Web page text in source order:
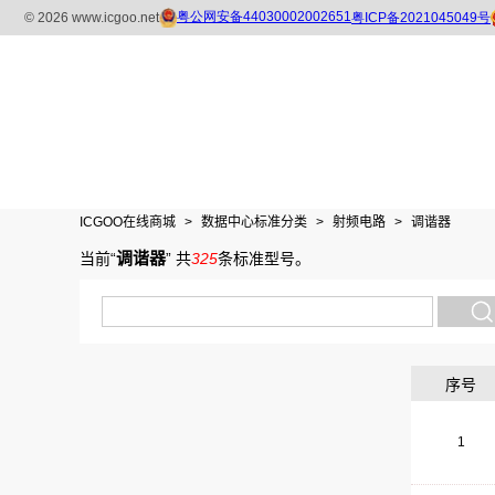
ICGOO在线商城 > 数据中心标准分类 > 射频电路 > 调谐器
当前“调谐器” 共325条标准型号。
序号
1